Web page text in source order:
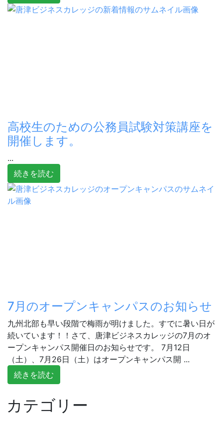
高校生のための公務員試験対策講座を
開催します。
...
続きを読む
7月のオープンキャンパスのお知らせ
九州北部も早い段階で梅雨が明けました。すでに暑い日が
続いています！！さて、唐津ビジネスカレッジの7月のオ
ープンキャンパス開催日のお知らせです。 7月12日
（土）、7月26日（土）はオープンキャンパス開 ...
続きを読む
カテゴリー